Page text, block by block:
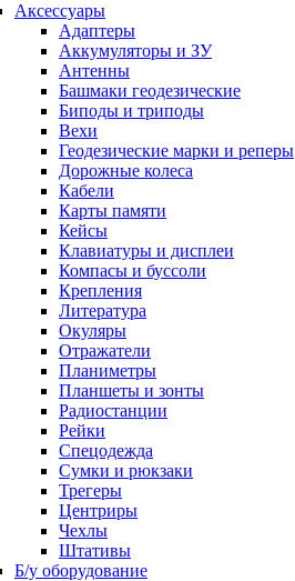
Аксессуары
Адаптеры
Аккумуляторы и ЗУ
Антенны
Башмаки геодезические
Биподы и триподы
Вехи
Геодезические марки и реперы
Дорожные колеса
Кабели
Карты памяти
Кейсы
Клавиатуры и дисплеи
Компасы и буссоли
Крепления
Литература
Окуляры
Отражатели
Планиметры
Планшеты и зонты
Радиостанции
Рейки
Спецодежда
Сумки и рюкзаки
Трегеры
Центриры
Чехлы
Штативы
Б/у оборудование